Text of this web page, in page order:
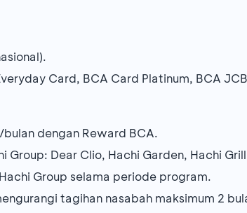
Card, BCA Card Platinum, BCA
dengan Reward BCA.
Group: Dear Clio, Hachi Garden, Hachi
Group selama periode program.
tagihan nasabah maksimum 2